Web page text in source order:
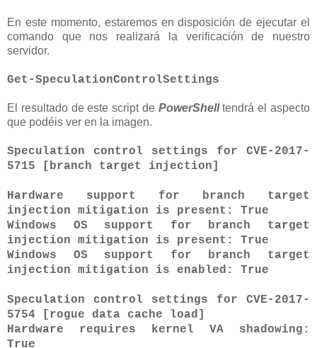
En este momento, estaremos en disposición de ejecutar el
comando que nos realizará la verificación de nuestro
servidor.
Get-SpeculationControlSettings
El resultado de este script de PowerShelltendrá el aspecto
que podéis ver en la imagen.
Speculation control settings for CVE-2017-
5715 [branch target injection]
Hardware support for branch target
injection mitigation is present: True
Windows OS support for branch target
injection mitigation is present: True
Windows OS support for branch target
injection mitigation is enabled: True
Speculation control settings for CVE-2017-
5754 [rogue data cache load]
Hardware requires kernel VA shadowing:
True